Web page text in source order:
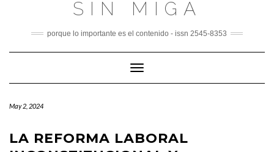
SIN MIGA
porque lo importante es el contenido - issn 2545-8353
Toggle
Navigation
May 2, 2024
LA REFORMA LABORAL